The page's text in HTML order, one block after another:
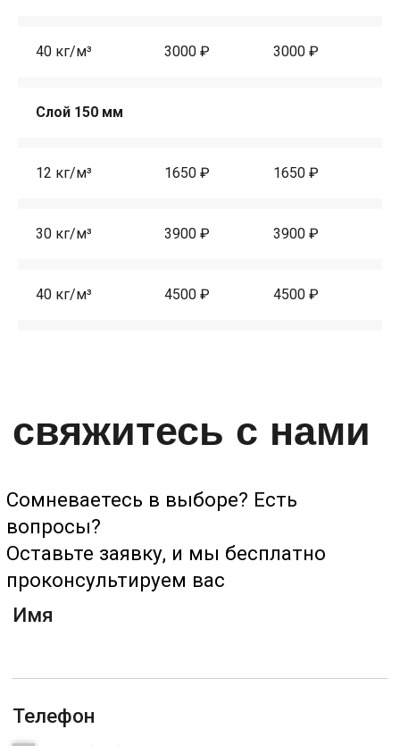
40 кг/м³ 3000 ₽ 3000 ₽
Слой 150 мм
12 кг/м³ 1650 ₽ 1650 ₽
30 кг/м³ 3900 ₽ 3900 ₽
40 кг/м³ 4500 ₽ 4500 ₽